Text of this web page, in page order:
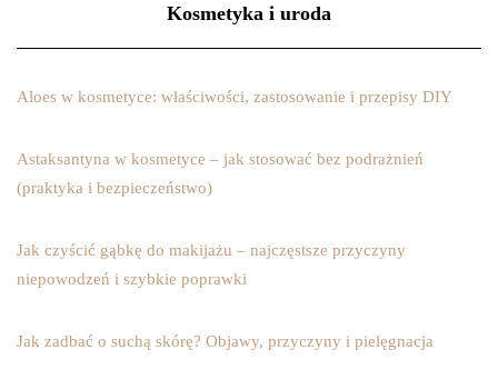
Kosmetyka i uroda
Aloes w kosmetyce: właściwości, zastosowanie i przepisy DIY
Astaksantyna w kosmetyce – jak stosować bez podrażnień
(praktyka i bezpieczeństwo)
Jak czyścić gąbkę do makijażu – najczęstsze przyczyny
niepowodzeń i szybkie poprawki
Jak zadbać o suchą skórę? Objawy, przyczyny i pielęgnacja